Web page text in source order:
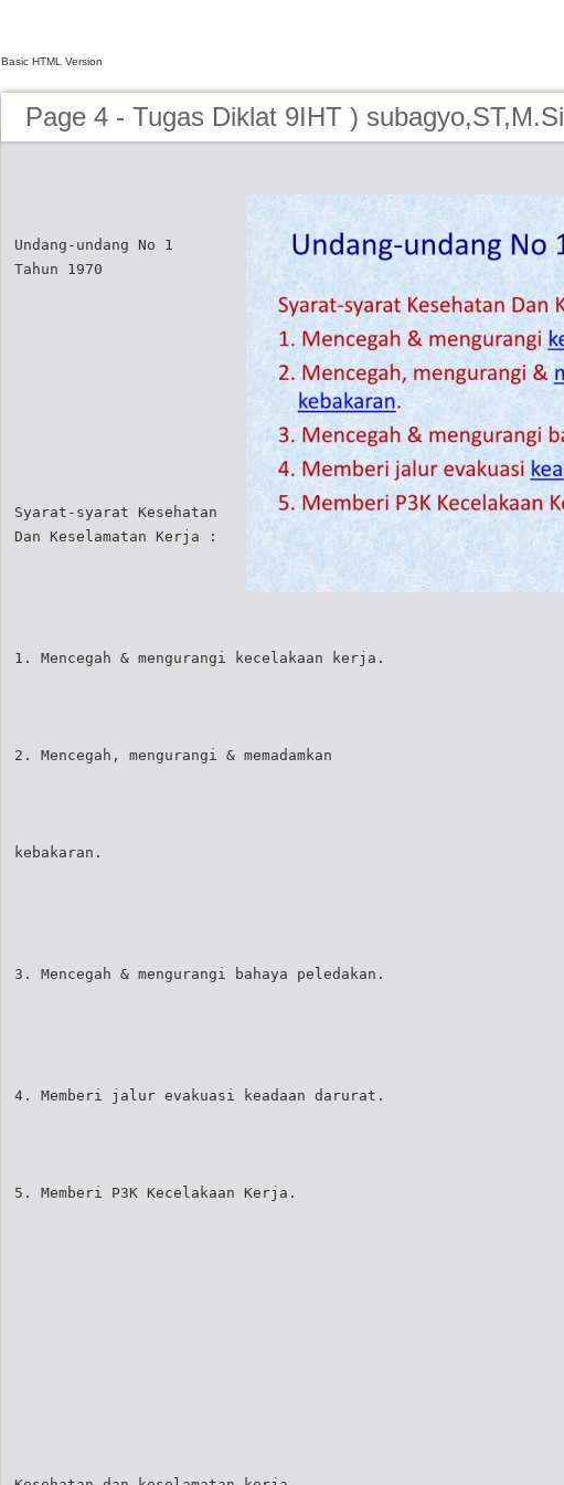
Basic HTML Version
Page 4 - Tugas Diklat 9IHT ) subagyo,ST,M.Si
Undang-undang No 1
Tahun 1970
Syarat-syarat Kesehatan
Dan Keselamatan Kerja :
1. Mencegah & mengurangi kecelakaan kerja.
2. Mencegah, mengurangi & memadamkan
kebakaran.
3. Mencegah & mengurangi bahaya peledakan.
4. Memberi jalur evakuasi keadaan darurat.
5. Memberi P3K Kecelakaan Kerja.